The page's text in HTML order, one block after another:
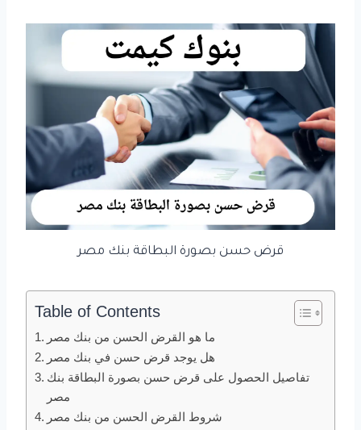
قرض حسن بصورة البطاقة بنك مصر
Table of Contents
ما هو القرض الحسن من بنك مصر
هل يوجد قرض حسن في بنك مصر
تفاصيل الحصول على قرض حسن بصورة البطاقة بنك
مصر
شروط القرض الحسن من بنك مصر